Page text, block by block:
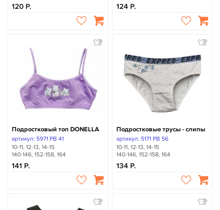
120 124
Подростковый топ DONELLA
артикул: 5971 PB 41
10-11, 12-13, 14-15
140-146, 152-158, 164
141
Подростковые трусы - слипы
артикул: 5171 PB 56
10-11, 12-13, 14-15
140-146, 152-158, 164
134